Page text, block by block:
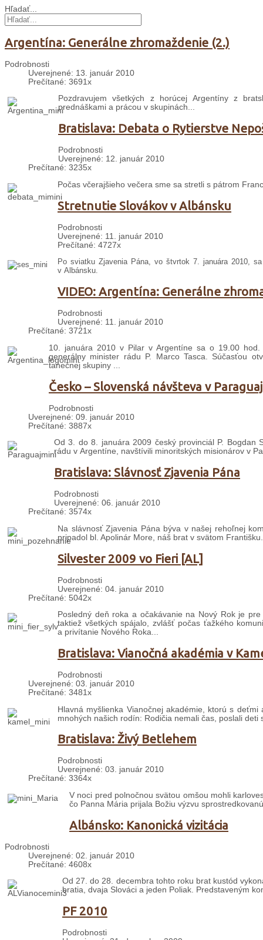
Hľadať...
Argentína: Generálne zhromaždenie (2.)
Podrobnosti
Uverejnené: 13. január 2010
Prečítané: 3691x
Pozdravujem všetkých z horúcej Argentíny z
prednáškami a prácou v skupinách...
Bratislava: Debata o Rytierstve
Podrobnosti
Uverejnené: 12. január 2010
Prečítané: 3235x
Počas včerajšieho večera sme sa stretli s pátrom
Stretnutie Slovákov v Albánsku
Podrobnosti
Uverejnené: 11. január 2010
Prečítané: 4727x
Po sviatku Zjavenia Pána, vo štvrtok 7. januára 2010,
v Albánsku.
VIDEO: Argentína: Generálne
Podrobnosti
Uverejnené: 11. január 2010
Prečítané: 3721x
10. januára 2010 v Pilar v Argentíne sa o 19.00 hod.
generálny minister rádu P. Marco Tasca. Súčasťou
tanečnej skupiny ...
Česko – Slovenská návšteva v
Podrobnosti
Uverejnené: 09. január 2010
Prečítané: 3887x
Od 3. do 8. januára 2009 český provinciál P. Bogdan
rádu v Argentíne, navštívili minoritských misionárov v
Bratislava: Slávnosť Zjavenia Pána
Podrobnosti
Uverejnené: 06. január 2010
Prečítané: 3574x
Na slávnosť Zjavenia Pána býva v našej rehoľnej
pripadol bl. Apolinár More, náš brat v svätom Františku.
Silvester 2009 vo Fieri [AL]
Podrobnosti
Uverejnené: 04. január 2010
Prečítané: 5042x
Posledný deň roka a očakávanie na Nový Rok je
taktiež všetkých spájalo, zvlášť počas ťažkého
a privítanie Nového Roka...
Bratislava: Vianočná akadémia v
Podrobnosti
Uverejnené: 03. január 2010
Prečítané: 3481x
Hlavná myšlienka Vianočnej akadémie, ktorú s
mnohých našich rodín: Rodičia nemali čas, poslali deti
Bratislava: Živý Betlehem
Podrobnosti
Uverejnené: 03. január 2010
Prečítané: 3364x
V noci pred polnočnou svätou omšou mohli
čo Panna Mária prijala Božiu výzvu
Albánsko: Kanonická vizitácia
Podrobnosti
Uverejnené: 02. január 2010
Prečítané: 4608x
Od 27. do 28. decembra tohto roku brat kustód
bratia, dvaja Slováci a jeden Poliak. Predstaveným
PF 2010
Podrobnosti